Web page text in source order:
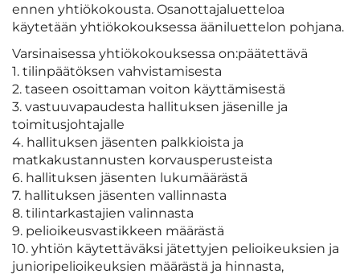
ennen yhtiökokousta. Osanottajaluetteloa
käytetään yhtiökokouksessa ääniluettelon pohjana.
Varsinaisessa yhtiökokouksessa on:päätettävä
1. tilinpäätöksen vahvistamisesta
2. taseen osoittaman voiton käyttämisestä
3. vastuuvapaudesta hallituksen jäsenille ja
toimitusjohtajalle
4. hallituksen jäsenten palkkioista ja
matkakustannusten korvausperusteista
6. hallituksen jäsenten lukumäärästä
7. hallituksen jäsenten vallinnasta
8. tilintarkastajien valinnasta
9. pelioikeusvastikkeen määrästä
10. yhtiön käytettäväksi jätettyjen pelioikeuksien ja
junioripelioikeuksien määrästä ja hinnasta,